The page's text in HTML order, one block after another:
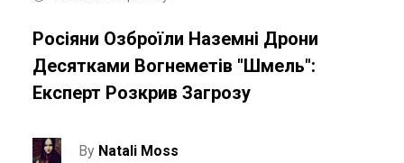
Росіяни Озброїли Наземні Дрони
Десятками Вогнеметів "Шмель":
Експерт Розкрив Загрозу
By Natali Moss